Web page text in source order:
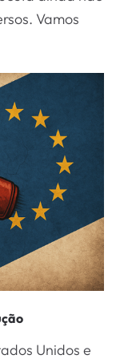
Vamos
Unidos e